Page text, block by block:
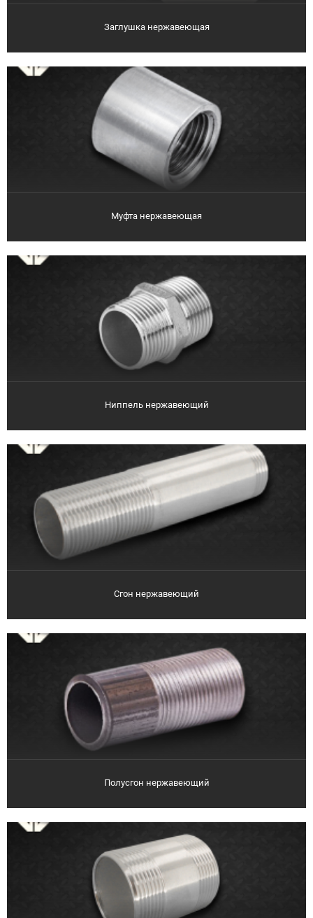
Заглушка нержавеющая
Муфта нержавеющая
Ниппель нержавеющий
Сгон нержавеющий
Полусгон нержавеющий